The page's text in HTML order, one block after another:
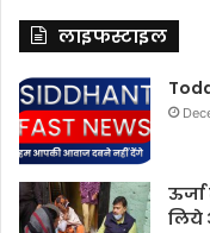
लाइफस्टाइल
लिये